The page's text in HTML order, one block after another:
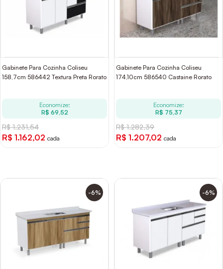
Gabinete Para Cozinha Coliseu
158,7cm 586442 Textura Preta Rorato
Economize:
R$ 69,52
R$ 1.231,54
R$ 1.162,02 cada
Gabinete Para Cozinha Coliseu
174,10cm 586540 Castaine Rorato
Economize:
R$ 75,37
R$ 1.282,39
R$ 1.207,02 cada
-6% -6%